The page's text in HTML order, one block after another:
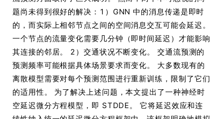
题尚未得到很好的解决：1）GNN 中的消息传递是即时
的，而实际上相邻节点之间的空间消息交互可能会延迟。
一个节点的流量变化需要几分钟（即时间延迟）才能影响
其连接的邻居。 2）交通状况不断变化。 交通流预测的
预测频率可能根据具体场景要求而变化。 大多数现有的
离散模型需要对每个预测范围进行重新训练，限制了它们
的适用性。 为了解决上述问题，本文提出了一种神经时
空延迟微分方程模型，即 STDDE。 它将延迟效应和连